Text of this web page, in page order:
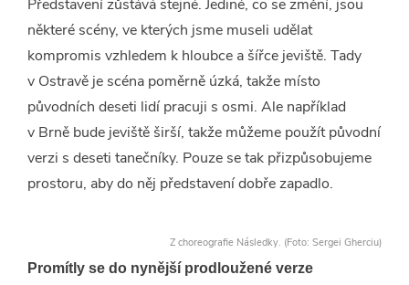
Představení zůstává stejné. Jediné, co se změní, jsou
některé scény, ve kterých jsme museli udělat
kompromis vzhledem k hloubce a šířce jeviště. Tady
v Ostravě je scéna poměrně úzká, takže místo
původních deseti lidí pracuji s osmi. Ale například
v Brně bude jeviště širší, takže můžeme použít původní
verzi s deseti tanečníky. Pouze se tak přizpůsobujeme
prostoru, aby do něj představení dobře zapadlo.
Z choreografie Následky. (Foto: Sergei Gherciu)
Promítly se do nynější prodloužené verze